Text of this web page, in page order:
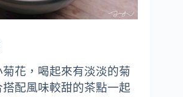
花，喝起來有淡淡的菊
配風味較甜的茶點一起